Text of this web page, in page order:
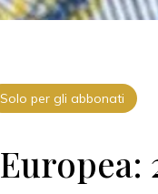
Solo per gli abbonati